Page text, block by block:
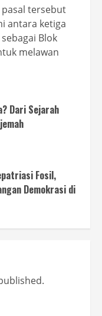
tersebut
antara ketiga
Blok
melawan
Dari Sejarah
Fosil,
Demokrasi di